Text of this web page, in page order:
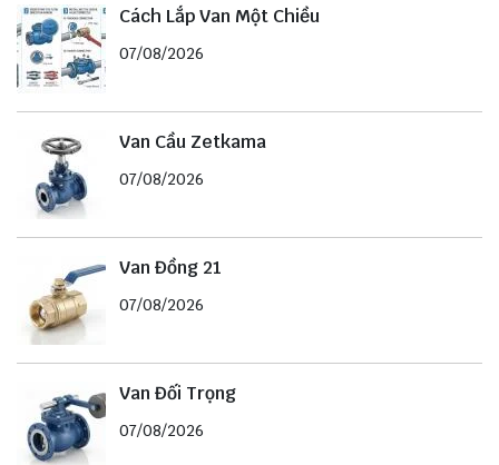
Cách Lắp Van Một Chiều
07/08/2026
Van Cầu Zetkama
07/08/2026
Van Đồng 21
07/08/2026
Van Đối Trọng
07/08/2026